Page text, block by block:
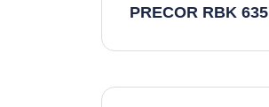
PRECOR RBK 635